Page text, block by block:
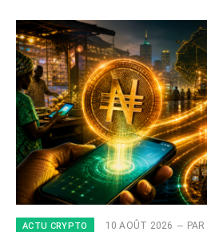
ACTU CRYPTO 10 AOÛT 2026 PAR